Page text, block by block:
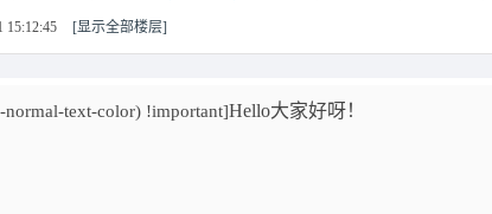
15:12:45 [显示全部楼层]
normal-text-color) !important]Hello大家好呀！